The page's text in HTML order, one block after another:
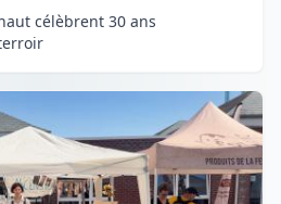
célèbrent 30 ans